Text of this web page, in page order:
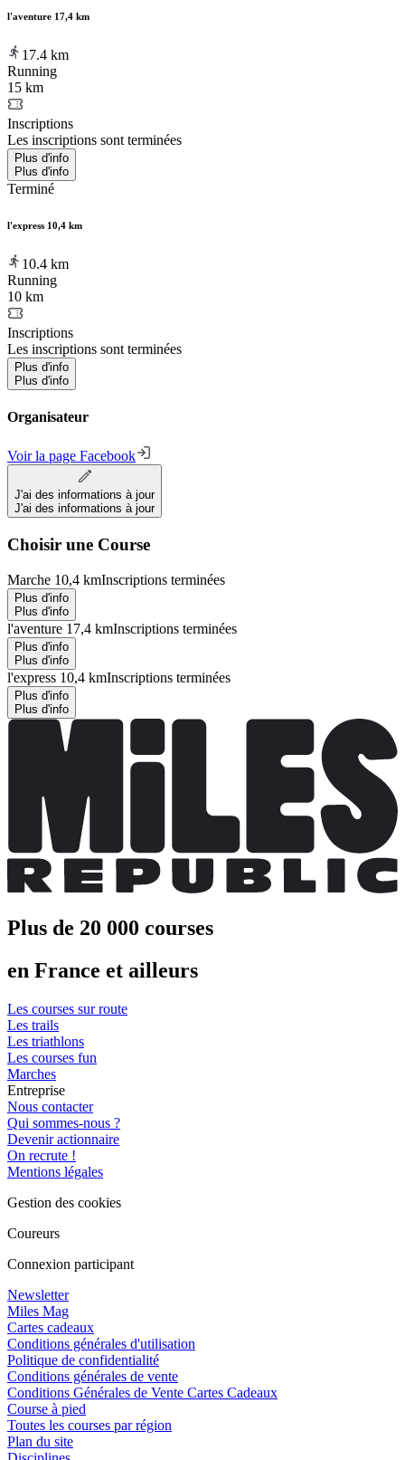
l'aventure 17,4 km
17.4 km
Running
15 km
Inscriptions
Les inscriptions sont terminées
Plus d'info
Plus d'info
Terminé
l'express 10,4 km
10.4 km
Running
10 km
Inscriptions
Les inscriptions sont terminées
Plus d'info
Plus d'info
Organisateur
Voir la page Facebook
J'ai des informations à jour
J'ai des informations à jour
Choisir une Course
Marche 10,4 kmInscriptions terminées
Plus d'info
Plus d'info
l'aventure 17,4 kmInscriptions terminées
Plus d'info
Plus d'info
l'express 10,4 kmInscriptions terminées
Plus d'info
Plus d'info
Plus de 20 000 courses
en France et ailleurs
Les courses sur route
Les trails
Les triathlons
Les courses fun
Marches
Entreprise
Nous contacter
Qui sommes-nous ?
Devenir actionnaire
On recrute !
Mentions légales
Gestion des cookies
Coureurs
Connexion participant
Newsletter
Miles Mag
Cartes cadeaux
Conditions générales d'utilisation
Politique de confidentialité
Conditions générales de vente
Conditions Générales de Vente Cartes Cadeaux
Course à pied
Toutes les courses par région
Plan du site